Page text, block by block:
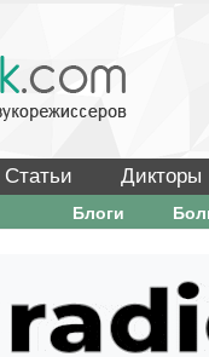
Статьи Дикторы
Блоги